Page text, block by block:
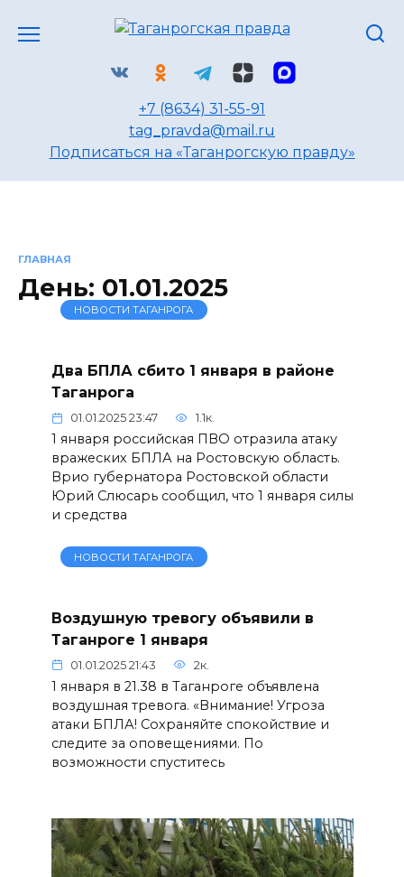
+7 (8634) 31-55-91
tag_pravda@mail.ru
Подписаться на «Таганрогскую правду»
ГЛАВНАЯ
День: 01.01.2025
НОВОСТИ ТАГАНРОГА
Два БПЛА сбито 1 января в районе
Таганрога
01.01.2025 23:47 1.1к.
1 января российская ПВО отразила атаку
вражеских БПЛА на Ростовскую область.
Врио губернатора Ростовской области
Юрий Слюсарь сообщил, что 1 января силы
и средства
НОВОСТИ ТАГАНРОГА
Воздушную тревогу объявили в
Таганроге 1 января
01.01.2025 21:43 2к.
1 января в 21.38 в Таганроге объявлена
воздушная тревога. «Внимание! Угроза
атаки БПЛА! Сохраняйте спокойствие и
следите за оповещениями. По
возможности спуститесь